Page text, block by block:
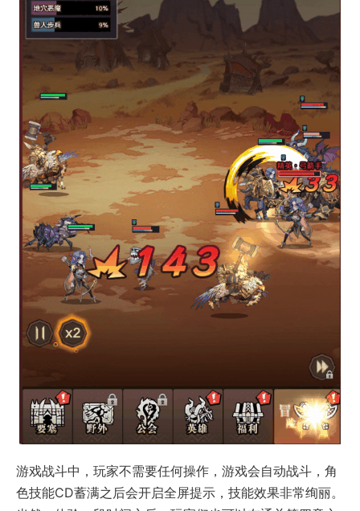
游戏战斗中，玩家不需要任何操作，游戏会自动战斗，角
色技能CD蓄满之后会开启全屏提示，技能效果非常绚丽。